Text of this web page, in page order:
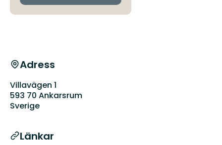
Adress
Villavägen 1
593 70 Ankarsrum
Sverige
Länkar